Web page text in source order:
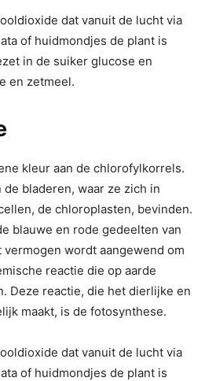
dat vanuit de lucht via
of huidmondjes de plant is
in de suiker glucose en
en zetmeel.
kleur aan de chlorofylkorrels.
bladeren, waar ze zich in
de chloroplasten, bevinden.
blauwe en rode gedeelten van
wordt aangewend om
reactie die op aarde
Deze reactie, die het dierlijke en
maakt, is de fotosynthese.
dat vanuit de lucht via
of huidmondjes de plant is